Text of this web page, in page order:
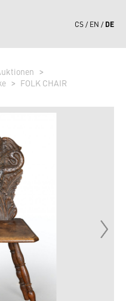
CS EN DE
FOLK CHAIR